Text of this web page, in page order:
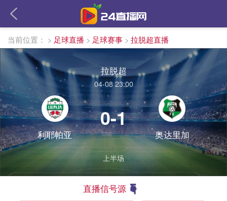
当前位置： > 足球直播 > 足球赛事 > 拉脱超直播
拉脱超
04-08 23:00
利耶帕亚
0-1
奥达里加
上半场
直播信号源